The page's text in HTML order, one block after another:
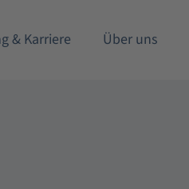
& Karriere Über uns